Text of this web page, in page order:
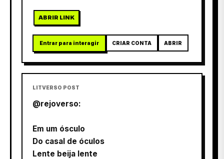
ABRIR LINK
Entrar para interagir CRIAR CONTA ABRIR
LITVERSO POST
@rejoverso:
Em um ósculo
Do casal de óculos
Lente beija lente